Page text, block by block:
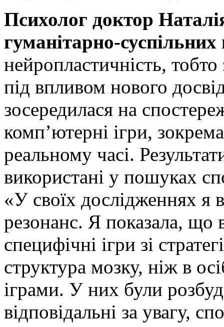
Психолог доктор
гуманітарно-
нейропластичність,
під впливом нового
зосередилася на
комп’ютерні ігри,
реальному часі.
використані у пошуках
«У своїх дослідженнях я
резонанс. Я показала, що
специфічні ігри зі
структура мозку, ніж в
іграми. У них були
відповідальні за увагу,